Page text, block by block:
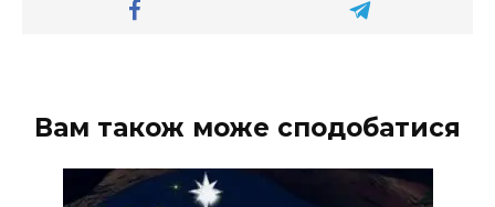
Вам також може сподобатися